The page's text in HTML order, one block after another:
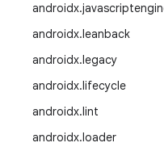
androidx.
androidx.leanback
androidx.legacy
androidx.lifecycle
androidx.lint
androidx.loader